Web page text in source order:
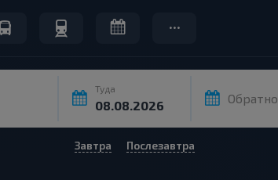
Туда
Обратно
Завтра Послезавтра